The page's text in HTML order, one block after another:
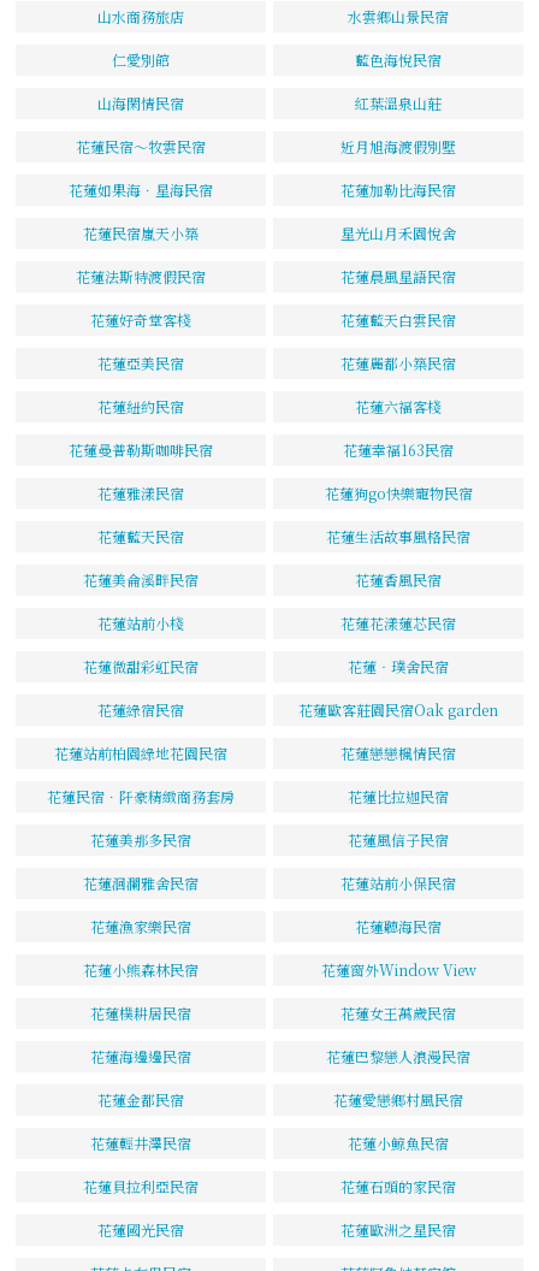
山水商務旅店 水雲鄉山景民宿
仁愛別館 藍色海悅民宿
山海閑情民宿 紅葉溫泉山莊
花蓮民宿～牧雲民宿 近月旭海渡假別墅
花蓮如果海．星海民宿 花蓮加勒比海民宿
花蓮民宿嵐天小築 星光山月禾園悅舍
花蓮法斯特渡假民宿 花蓮晨風星語民宿
花蓮好奇堂客棧 花蓮藍天白雲民宿
花蓮亞美民宿 花蓮麗都小築民宿
花蓮紐約民宿 花蓮六福客棧
花蓮曼普勒斯咖啡民宿 花蓮幸福163民宿
花蓮雅漾民宿 花蓮狗go快樂寵物民宿
花蓮藍天民宿 花蓮生活故事風格民宿
花蓮美侖溪畔民宿 花蓮香風民宿
花蓮站前小棧 花蓮花漾蓮芯民宿
花蓮微甜彩虹民宿 花蓮‧璞舍民宿
花蓮綠宿民宿 花蓮歐客莊園民宿Oak garden
花蓮站前柏園綠地花園民宿 花蓮戀戀楓情民宿
花蓮民宿．阡豪精緻商務套房 花蓮比拉迦民宿
花蓮美那多民宿 花蓮風信子民宿
花蓮洄瀾雅舍民宿 花蓮站前小保民宿
花蓮漁家樂民宿 花蓮聽海民宿
花蓮小熊森林民宿 花蓮窗外Window View
花蓮樸耕居民宿 花蓮女王萬歲民宿
花蓮海邊邊民宿 花蓮巴黎戀人浪漫民宿
花蓮金都民宿 花蓮愛戀鄉村風民宿
花蓮輕井澤民宿 花蓮小鯨魚民宿
花蓮貝拉利亞民宿 花蓮石頭的家民宿
花蓮國光民宿 花蓮歐洲之星民宿